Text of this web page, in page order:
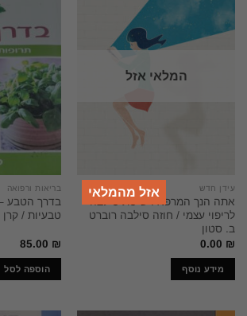
המלאי אזל
אזל מהמלאי עידן חדש
אתה הנך המרפא : שיטת סילבה
לריפוי עצמי / חוזה סילבה רוברט
ב. סטון
0.00 ₪
מידע נוסף
בריאות ורפואה
בדרך הטבע
טבעיות / קרן
85.00 ₪
הוספה לסל